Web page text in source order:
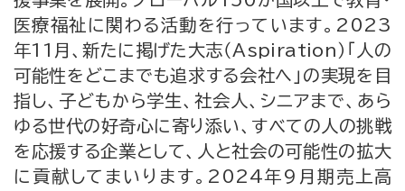
医療福祉に関わる活動を行っています。2023
年11月、新たに掲げた大志（Aspiration）「人の
可能性をどこまでも追求する会社へ」の実現を目
指し、子どもから学生、社会人、シニアまで、あら
ゆる世代の好奇心に寄り添い、すべての人の挑戦
を応援する企業として、人と社会の可能性の拡大
に貢献してまいります。2024年9月期売上高